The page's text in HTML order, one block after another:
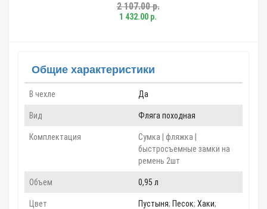
2 107.00 р.
1 432.00 р.
Общие характеристики
В чехле Да
Вид Фляга походная
Комплектация
Сумка | фляжка |
быстросъемные замки на
ремень 2шт
Объем 0,95 л
Цвет Пустыня; Песок; Хаки;